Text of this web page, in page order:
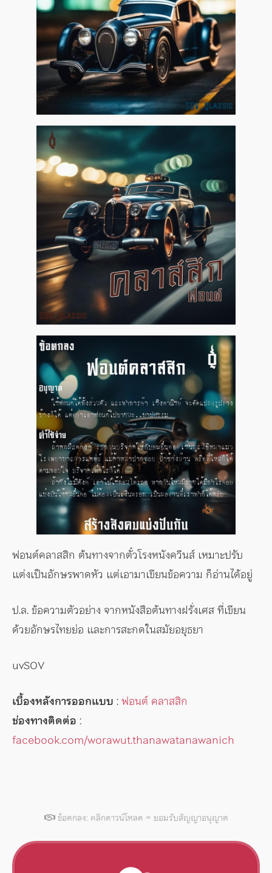
ฟอนต์คลาสสิก ต้นทางจากตั๋วโรงหนังควีนส์ เหมาะปรับ
แต่งเป็นอักษรพาดหัว แต่เอามาเขียนข้อความ ก็อ่านได้อยู่
ป.ล. ข้อความตัวอย่าง จากหนังสือต้นทางฝรั่งเศส ที่เขียน
ด้วยอักษรไทยย่อ และการสะกดในสมัยอยุธยา
uvSOV
เบื้องหลังการออกแบบ :ฟอนต์ คลาสสิก
ช่องทางติดต่อ :
facebook.com/worawut.thanawatanawanich
ข้อตกลง: คลิกดาวน์โหลด = ยอมรับสัญญาอนุญาต